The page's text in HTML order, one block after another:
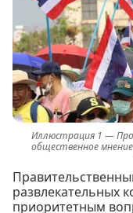
общественное
развлекательных
приоритетным